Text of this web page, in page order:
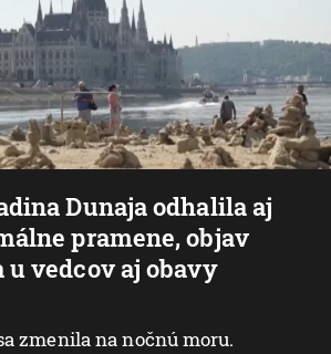
Dunaja odhalila aj
pramene, objav
vedcov aj obavy
zmenila na nočnú moru.